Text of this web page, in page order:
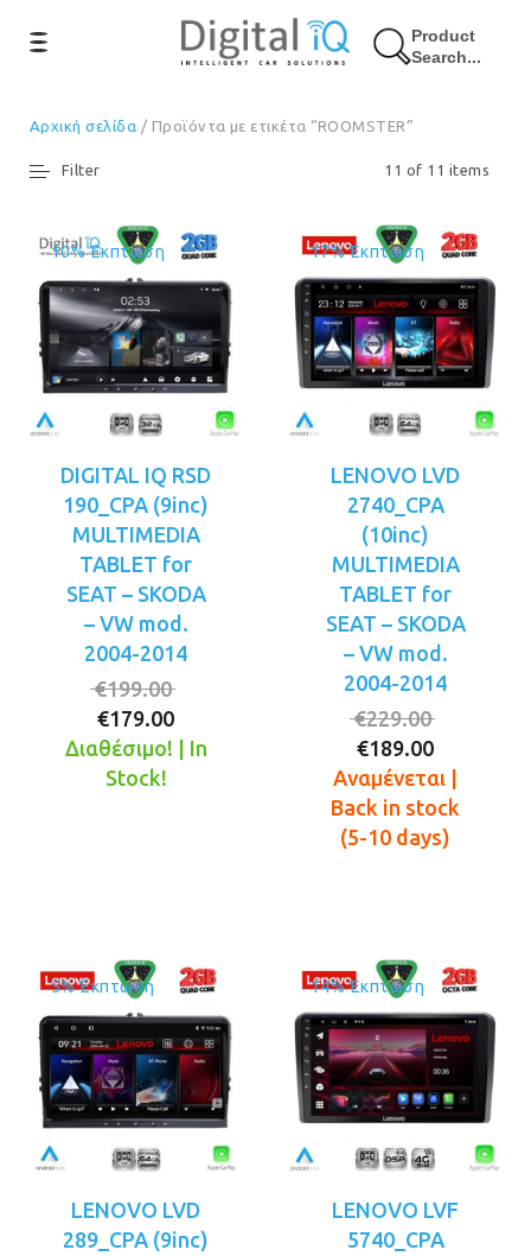
Product
Search...
Αρχική σελίδα / Προϊόντα με ετικέτα “ROOMSTER”
11 of 11 items
Filter
10% Έκπτωση
DIGITAL IQ RSD
190_CPA (9inc)
MULTIMEDIA
TABLET for
SEAT – SKODA
– VW mod.
2004-2014
€199.00
was:
€179.00
τρέχουσα
Διαθέσιμο! | In
Stock!
17% Έκπτωση
LENOVO LVD
2740_CPA
(10inc)
MULTIMEDIA
TABLET for
SEAT – SKODA
– VW mod.
2004-2014
€229.00
was:
€229.00.
€189.00
τιμή
είναι:
Αναμένεται |
Back in stock
(5-10 days)
5% Έκπτωση
LENOVO LVD
289_CPA (9inc)
14% Έκπτωση
LENOVO LVF
5740_CPA